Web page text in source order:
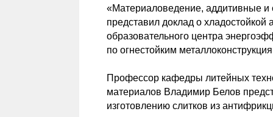
«Материаловедение, аддитивные и
представил доклад о
образовательного центра
по огнестойким
Профессор кафедры литейных
материалов Владимир Белов
изготовлению слитков из